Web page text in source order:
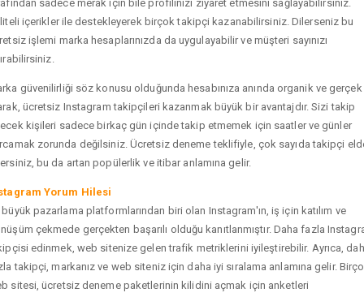
sadece merak için bile profilinizi ziyaret etmesini sağlayabilirsiniz.
içerikler ile destekleyerek birçok takipçi kazanabilirsiniz. Dilerseniz bu
işlemi marka hesaplarınızda da uygulayabilir ve müşteri sayınızı
güvenilirliği söz konusu olduğunda hesabınıza anında organik ve gerçek
ücretsiz Instagram takipçileri kazanmak büyük bir avantajdır. Sizi takip
kişileri sadece birkaç gün içinde takip etmemek için saatler ve günler
zorunda değilsiniz. Ücretsiz deneme teklifiyle, çok sayıda takipçi
bu da artan popülerlik ve itibar anlamına gelir.
Yorum Hilesi
büyük pazarlama platformlarından biri olan Instagram'ın, iş için katılım ve
çekmede gerçekten başarılı olduğu kanıtlanmıştır. Daha fazla
edinmek, web sitenize gelen trafik metriklerini iyileştirebilir. Ayrıca,
takipçi, markanız ve web siteniz için daha iyi sıralama anlamına gelir.
sitesi, ücretsiz deneme paketlerinin kilidini açmak için anketleri